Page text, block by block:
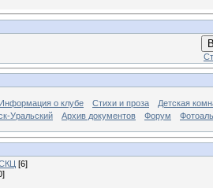
Информация о клубе Стихи и проза
Детская
Уральский
Архив документов Форум
[6]